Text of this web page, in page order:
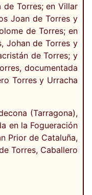
de Torres; en Villar
Joan de Torres y
de Torres; en
Johan de Torres y
de Torres; y
documentada
Torres y Urracha
(Tarragona),
en la Fogueración
Prior de Cataluña,
Torres, Caballero